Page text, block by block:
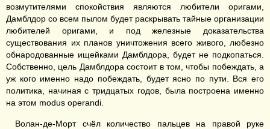
возмутителями спокойствия являются любители оригами,
Дамблдор со всем пылом будет раскрывать тайные организации
любителей оригами, и под железные доказательства
существования их планов уничтожения всего живого, любезно
обнародованные ищейками Дамблдора, будет не подкопаться.
Собственно, цель Дамблдора состоит в том, чтобы побеждать, а
уж кого именно надо побеждать, будет ясно по пути. Вся его
политика, начиная с тридцатых годов, была построена именно
на этом modus operandi.
Волан-де-Морт счёл количество пальцев на правой руке